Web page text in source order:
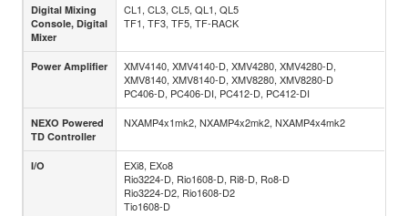
Digital Mixing
Console, Digital
Mixer
CL1, CL3, CL5, QL1, QL5
TF1, TF3, TF5, TF-RACK
Power Amplifier
XMV4140, XMV4140-D, XMV4280, XMV4280-D,
XMV8140, XMV8140-D, XMV8280, XMV8280-D
PC406-D, PC406-DI, PC412-D, PC412-DI
NEXO Powered
TD Controller
NXAMP4x1mk2, NXAMP4x2mk2, NXAMP4x4mk2
I/O
EXi8, EXo8
Rio3224-D, Rio1608-D, Ri8-D, Ro8-D
Rio3224-D2, Rio1608-D2
Tio1608-D